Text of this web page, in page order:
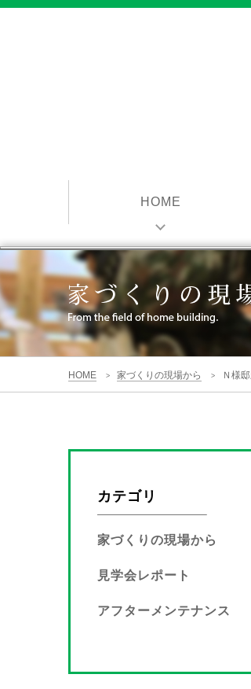
HOME
HOME > 家づくりの現場から > Ｎ様
カテゴリ
家づくりの現場から
見学会レポート
アフターメンテナンス